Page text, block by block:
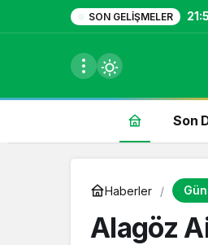
SON GELIŞMELER
Son
Haberler
Alagöz